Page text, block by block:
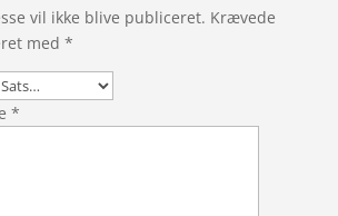
vil ikke blive publiceret. Krævede
med *
*